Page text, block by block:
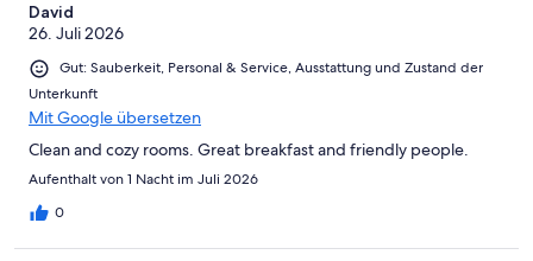
David
26. Juli 2026
Gut: Sauberkeit, Personal & Service, Ausstattung und Zustand der
Unterkunft
Mit Google übersetzen
Clean and cozy rooms. Great breakfast and friendly people.
Aufenthalt von 1 Nacht im Juli 2026
0